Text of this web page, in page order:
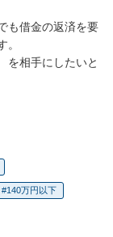
も借金の返済を要
を相手にしたいと
140万円以下